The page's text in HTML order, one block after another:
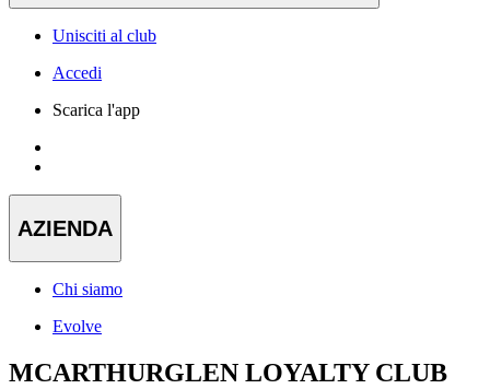
Unisciti al club
Accedi
Scarica l'app
AZIENDA
Chi siamo
Evolve
MCARTHURGLEN LOYALTY CLUB